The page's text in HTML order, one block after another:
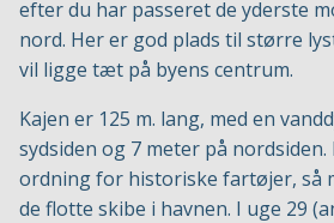
efter du har passeret de yderste
nord. Her er god plads til større
vil ligge tæt på byens centrum.
Kajen er 125 m. lang, med en
sydsiden og 7 meter på nordsiden.
ordning for historiske fartøjer, så
de flotte skibe i havnen. I uge 29